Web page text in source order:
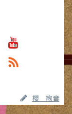
櫻 絢音